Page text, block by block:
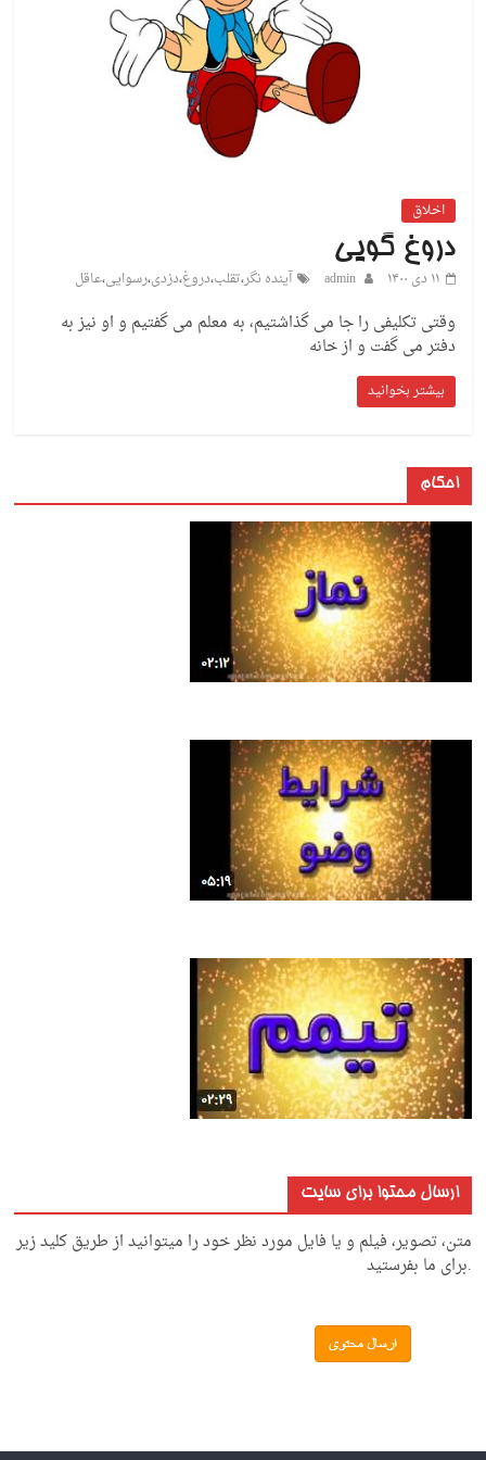
اخلاق
دروغ گویی
۱۱ دی ۱۴۰۰ admin آینده نگر،تقلب،دروغ،دزدی،رسوایی،عاقل
وقتی تکلیفی را جا می گذاشتیم، به معلم می گفتیم و او نیز به
دفتر می گفت و از خانه
بیشتر بخوانید
احکام
ارسال محتوا برای سایت
متن، تصویر، فیلم و یا فایل مورد نظر خود را میتوانید از طریق کلید زیر
.برای ما بفرستید